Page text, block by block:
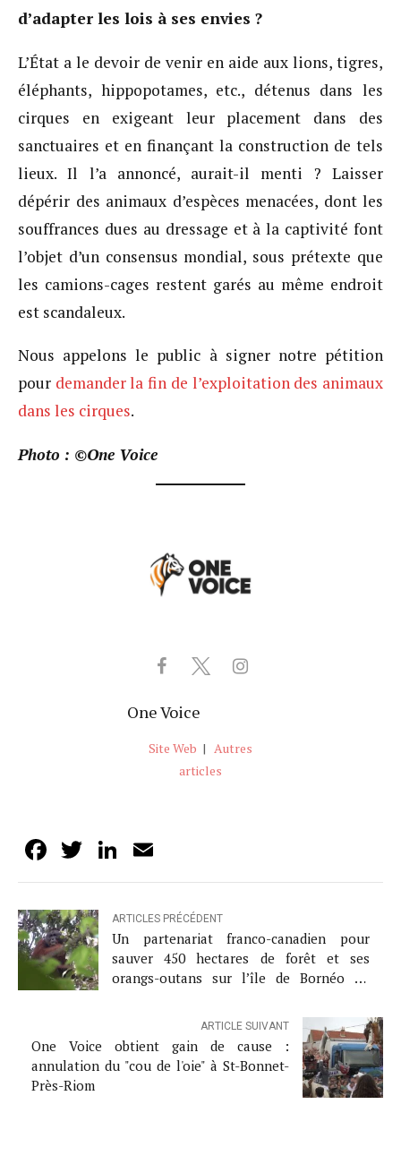
d’adapter les lois à ses envies ?
L’État a le devoir de venir en aide aux lions, tigres,
éléphants, hippopotames, etc., détenus dans les
cirques en exigeant leur placement dans des
sanctuaires et en finançant la construction de tels
lieux. Il l’a annoncé, aurait-il menti ? Laisser
dépérir des animaux d’espèces menacées, dont les
souffrances dues au dressage et à la captivité font
l’objet d’un consensus mondial, sous prétexte que
les camions-cages restent garés au même endroit
est scandaleux.
Nous appelons le public à signer notre pétition
pour demander la fin de l’exploitation des animaux
dans les cirques.
Photo : ©One Voice
One Voice
Site Web | Autres
articles
Facebook
TwitterLinkedIn
ARTICLES PRÉCÉDENT
Un partenariat franco-canadien pour
sauver 450 hectares de forêt et ses
orangs-outans sur l’île de Bornéo en
ARTICLE SUIVANT
One Voice obtient gain de cause :
annulation du "cou de l'oie" à St-Bonnet-
Près-Riom